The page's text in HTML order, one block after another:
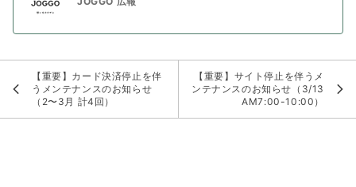
【重要】カード決済停止を伴
うメンテナンスのお知らせ
（2〜3月 計4回）
【重要】サイト停止を伴うメ
ンテナンスのお知らせ（3/13
AM7:00-10:00）